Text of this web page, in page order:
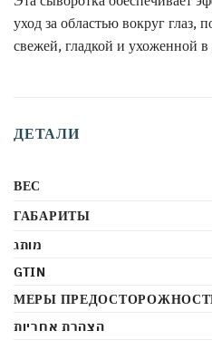
уход за областью вокруг глаз,
свежей, гладкой и ухоженной
ДЕТАЛИ
ВЕС
ГАБАРИТЫ
מותג
GTIN
МЕРЫ
הצהרת אחריות